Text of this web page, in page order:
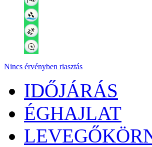
Nincs érvényben riasztás
IDŐJÁRÁS
ÉGHAJLAT